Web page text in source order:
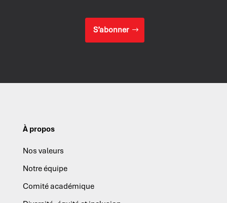
S’abonner
À propos
Nos valeurs
Notre équipe
Comité académique